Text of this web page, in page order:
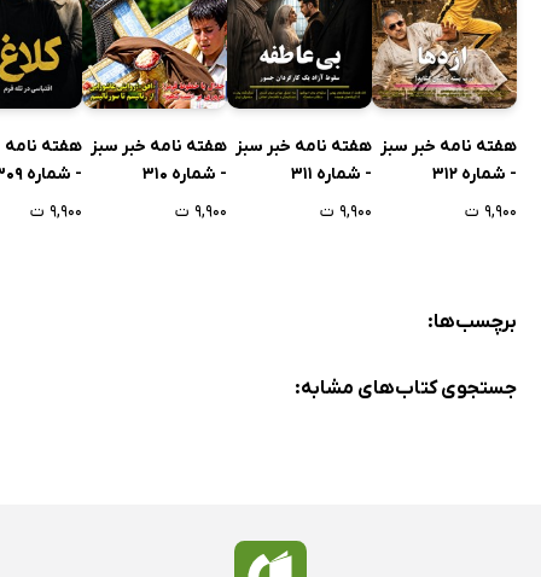
هفته نامه خبر سبز
- شماره 312
۹,۹۰۰ ت
هفته نامه خبر سبز
- شماره 311
۹,۹۰۰ ت
هفته نامه خبر سبز
- شماره 310
۹,۹۰۰ ت
هفته نامه
- شماره 309
۹,۹۰۰ ت
برچسب‌ها:
جستجوی کتاب‌های مشابه: